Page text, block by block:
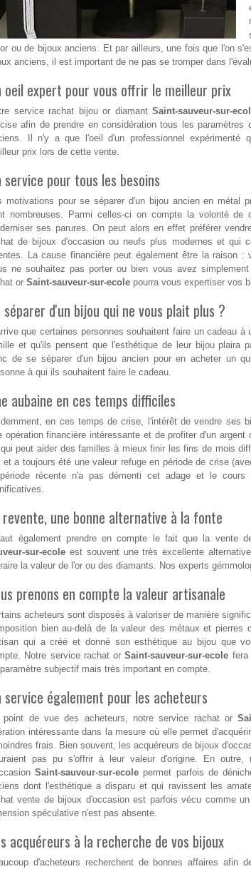
ou de bijoux anciens. Et par ailleurs, une fois que l'on
anciens, il est important de ne pas se tromper dans
oeil expert pour vous offrir le meilleur prix
service rachat bijou or diamant Saint-sauveur-sur-
afin de prendre en considération tous les
Il n'y a que l'oeil d'un professionnel expérimenté
prix lors de cette vente.
service pour tous les besoins
motivations pour se séparer d'un bijou ancien en métal
nombreuses. Parmi celles-ci on compte la volonté de
ses parures. On peut alors en effet préférer
de bijoux d'occasion ou neufs plus modernes et qui
La cause financière peut également être la raison :
ne souhaitez pas porter ou bien vous avez
or Saint-sauveur-sur-ecole pourra vous expertiser vos
séparer d'un bijou qui ne vous plait plus ?
que certaines personnes souhaitent faire un cadeau à
et qu'ils pensent que l'esthétique de leur bijou plaira
de se séparer d'un bijou ancien pour en acheter un
à qui ils souhaitent faire le cadeau.
aubaine en ces temps difficiles
en ces temps de crise, l'intérêt de vendre ses
opération financière intéressante et de profiter d'un argent
peut aider des familles à mieux finir les fins de mois
et a toujours été une valeur refuge en période de crise
récente n'a pas démenti cet adage et le
revente, une bonne alternative à la fonte
également prendre en compte le fait que la vente
sur-ecole est souvent une très excellente
la valeur de l'or ou des diamants. Nos experts
prenons en compte la valeur artisanale
acheteurs sont disposés à valoriser de manière
bien au-delà de la valeur des métaux et pierres
qui a créé et donné son esthétique au bijou que
Notre service rachat orSaint-sauveur-sur-ecole fera
subjectif mais très important en compte.
service également pour les acheteurs
point de vue des acheteurs, notre service rachat or
intéressante dans la mesure où elle permet
frais. Bien souvent, les acquéreurs de bijoux
pas pu s'offrir à leur valeur d'origine. En outre,
Saint-sauveur-sur-ecole permet parfois de
dont l'esthétique a disparu et qui ravissent les
vente de bijoux d'occasion est parfois vécu comme
spéculative n'est pas absente.
acquéreurs à la recherche de vos bijoux
d'acheteurs recherchent de bonnes affaires afin